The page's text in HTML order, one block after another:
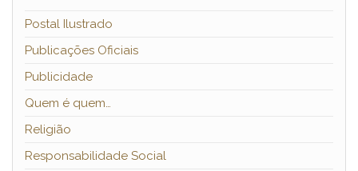
Postal Ilustrado
Publicações Oficiais
Publicidade
Quem é quem…
Religião
Responsabilidade Social